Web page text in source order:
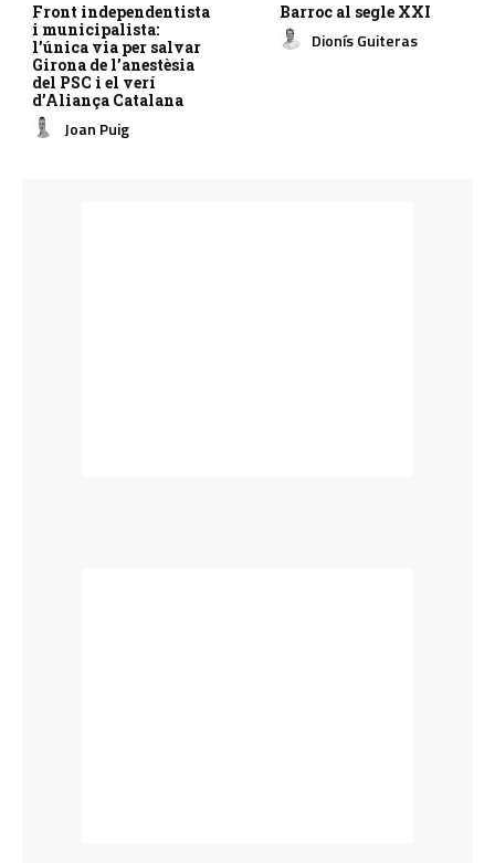
Front independentista
i municipalista:
l’única via per salvar
Girona de l’anestèsia
del PSC i el verí
d’Aliança Catalana
Joan Puig
Barroc al segle XXI
Dionís Guiteras